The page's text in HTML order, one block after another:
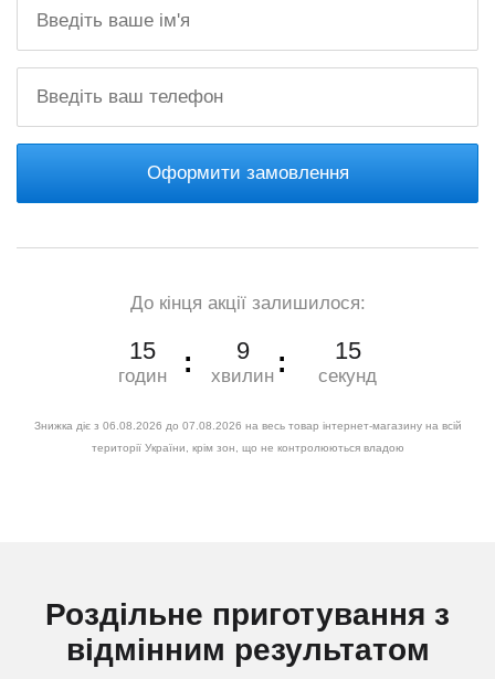
Оформити замовлення
До кінця акції залишилося:
15
годин
9
хвилин
14
секунд
Знижка діє з 06.08.2026 до 07.08.2026 на весь товар інтернет-магазину на всій
території України, крім зон, що не контролюються владою
Роздільне приготування з
відмінним результатом